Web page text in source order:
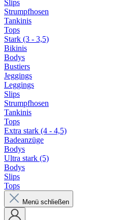
Slips
Strumpfhosen
Tankinis
Tops
Stark (3 - 3,5)
Bikinis
Bodys
Bustiers
Jeggings
Leggings
Slips
Strumpfhosen
Tankinis
Tops
Extra stark (4 - 4,5)
Badeanzüge
Bodys
Ultra stark (5)
Bodys
Slips
Tops
Menü schließen